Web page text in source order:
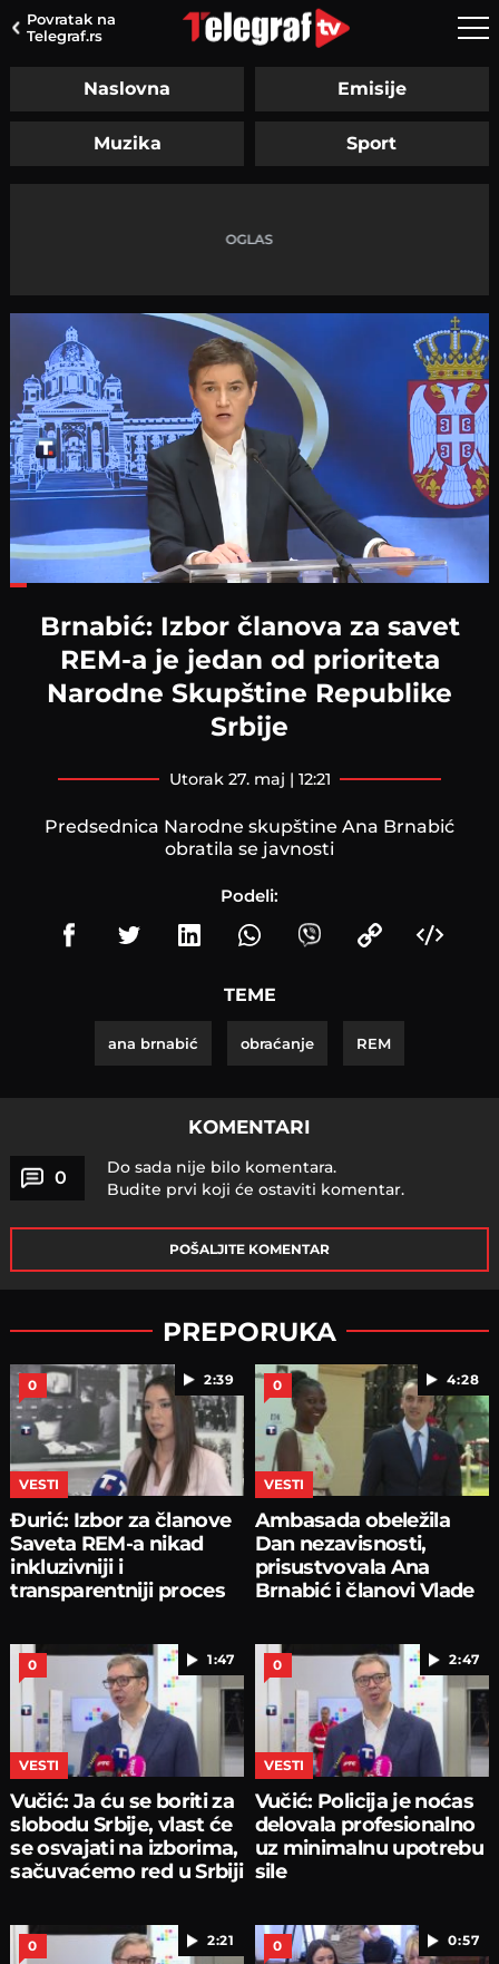
Povratak na
Telegraf.rs
Naslovna Emisije
Muzika Sport
Brnabić: Izbor članova za savet
REM-a je jedan od prioriteta
Narodne Skupštine Republike
Srbije
utorak 27. maj | 12:21
Predsednica Narodne skupštine Ana Brnabić
obratila se javnosti
Podeli:
TEME
ana brnabić obraćanje REM
KOMENTARI
0
Do sada nije bilo komentara.
Budite prvi koji će ostaviti komentar.
POŠALJITE KOMENTAR
PREPORUKA
2:39
0
VESTI
Đurić: Izbor za članove
Saveta REM-a nikad
inkluzivniji i
transparentniji proces
4:28
0
VESTI
Ambasada obeležila
Dan nezavisnosti,
prisustvovala Ana
Brnabić i članovi Vlade
1:47
0
VESTI
Vučić: Ja ću se boriti za
slobodu Srbije, vlast će
se osvajati na izborima,
sačuvaćemo red u Srbiji
2:47
0
VESTI
Vučić: Policija je noćas
delovala profesionalno
uz minimalnu upotrebu
sile
2:21
0 0:57
0